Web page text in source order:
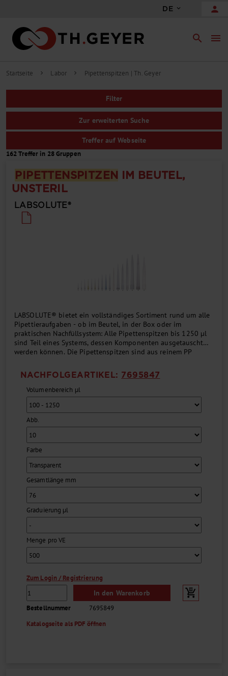
DE person
search menu
Startseite chevron_right Labor chevron_right Pipettenspitzen | Th. Geyer
Filter
Zur erweiterten Suche
Treffer auf Webseite
162 Treffer in 28 Gruppen
PIPETTENSPITZEN IM BEUTEL,
UNSTERIL
LABSOLUTE®
LABSOLUTE® bietet ein vollständiges Sortiment rund um alle
Pipettieraufgaben - ob im Beutel, in der Box oder im
praktischen Nachfüllsystem: Alle Pipettenspitzen bis 1250 µl
sind Teil eines Systems, dessen Komponenten ausgetauscht
werden können. Die Pipettenspitzen sind aus reinem PP
Kombination mit den LABSOLUTE® Pipetten erhalten Sie
somit eine perfekte Pipettiereinheit. Dank ihrer universellen
Passform und dem hochwertigen Material garantieren die
Spitzen zudem auch auf vielzähligen anderen
Pipettenmodellen einen festen und absolut dichten Sitz, mit
gleichzeitig reduzierten Aufsteck- und Abwurfkräften....
NACHFOLGEARTIKEL: 7695847
Volumenbereich µl
Abb.
Farbe
Gesamtlänge mm
Graduierung µl
Menge pro VE
Zum Login / Registrierung
In den Warenkorb
Bestellnummer
7695849
Katalogseite als PDF öffnen